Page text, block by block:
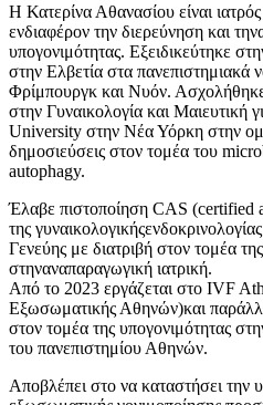
Η Κατερίνα Αθανασίου είναι
ενδιαφέρον την διερεύνηση και
υπογονιμότητας. Εξειδικεύτηκε
στην Ελβετία στα πανεπιστημιακά
Φρίμπουργκ και Νυόν.
στην Γυναικολογία και Μαιευτική
University στην Νέα Υόρκη στην
δημοσιεύσεις στον τομέα του
autophagy.
Έλαβε πιστοποίηση CAS (certified
της
Γενεύης με διατριβή στον τομέα
στηναναπαραγωγική ιατρική.
Από το 2023 εργάζεται στο IVF
Εξωσωματικής Αθηνών)και
στον τομέα της υπογονιμότητας
του πανεπιστημίου Αθηνών.
Αποβλέπει στο να καταστήσει την